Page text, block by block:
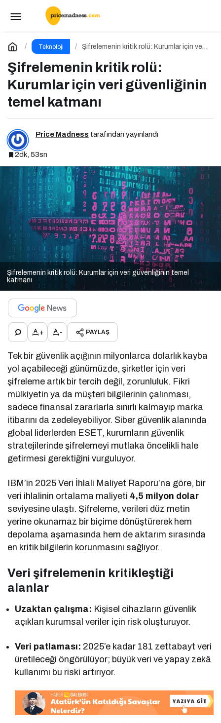
Teknoloji
Şifrelemenin kritik rolü: Kurumlar için veri
Şifrelemenin kritik rolü:
Kurumlar için veri güvenliğinin
temel katmanı
Price Madness tarafından yayınlandı
2dk, 53sn
Şifrelemenin kritik rolü: Kurumlar için veri güvenliğinin temel
katmanı
+ - PAYLAŞ
Tek bir güvenlik açığının milyonlarca dolarlık kayba
yol açabileceği günümüzde, şirketler için veri
şifreleme artık bir tercih değil, zorunluluk. Fikri
mülkiyetin ya da müşteri bilgilerinin çalınması,
sadece finansal zararlarla sınırlı kalmayıp marka
itibarını da zedeleyebiliyor. Siber güvenlik alanında
global liderlerden ESET, kurumların güvenlik
stratejilerinde şifrelemeyi mutlaka öncelikli hale
getirmesi gerektiğini vurguluyor.
IBM’in 2025 Veri İhlali Maliyet Raporu’na göre, bir
veri ihlalinin ortalama maliyeti 4,5 milyon dolar
seviyesine ulaştı. Şifreleme, verileri düz metin
yerine okunamaz bir biçime dönüştürerek hem
depolama aşamasında hem de aktarım sırasında
en kritik bilgilerin korunmasını sağlıyor.
Veri şifrelemenin kritikleştiği
alanlar
Uzaktan çalışma: Kişisel cihazların güvenlik
açıkları kurumsal veriler için risk oluşturuyor.
Veri patlaması: 2025’e kadar 181 zettabayt veri
üretileceği öngörülüyor; büyük veri ve yapay zekâ
kullanımı bu riski artırıyor.
Merkeziyetsiz Depolama: Verinin Geleceği
Web3 ile Şekilleniyor
Yorum Yap